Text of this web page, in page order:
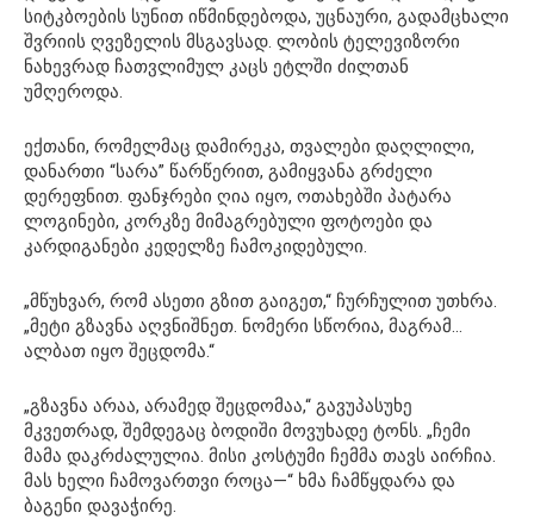
სიტკბოების სუნით იწმინდებოდა, უცნაური, გადამცხალი
შვრიის ღვეზელის მსგავსად. ლობის ტელევიზორი
ნახევრად ჩათვლიმულ კაცს ეტლში ძილთან
უმღეროდა.
ექთანი, რომელმაც დამირეკა, თვალები დაღლილი,
დანართი “სარა” წარწერით, გამიყვანა გრძელი
დერეფნით. ფანჯრები ღია იყო, ოთახებში პატარა
ლოგინები, კორკზე მიმაგრებული ფოტოები და
კარდიგანები კედელზე ჩამოკიდებული.
„მწუხვარ, რომ ასეთი გზით გაიგეთ,“ ჩურჩულით უთხრა.
„მეტი გზავნა აღვნიშნეთ. ნომერი სწორია, მაგრამ…
ალბათ იყო შეცდომა.“
„გზავნა არაა, არამედ შეცდომაა,“ გავუპასუხე
მკვეთრად, შემდეგაც ბოდიში მოვუხადე ტონს. „ჩემი
მამა დაკრძალულია. მისი კოსტუმი ჩემმა თავს აირჩია.
მას ხელი ჩამოვართვი როცა—“ ხმა ჩამწყდარა და
ბაგენი დავაჭირე.